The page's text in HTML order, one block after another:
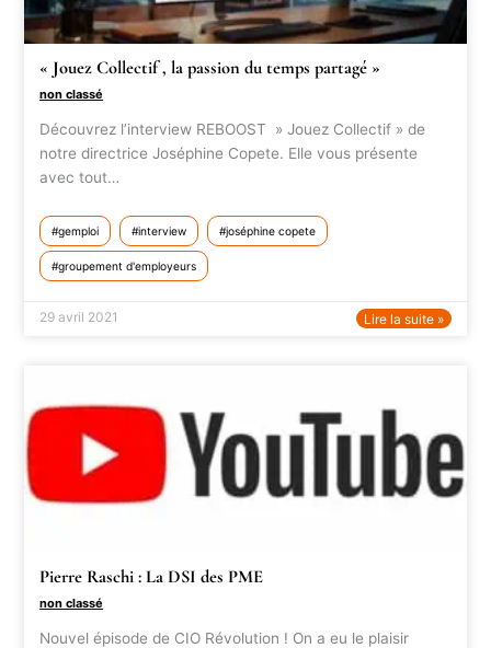
« Jouez Collectif , la passion du temps partagé »
non classé
Découvrez l’interview REBOOST » Jouez Collectif » de
notre directrice Joséphine Copete. Elle vous présente
avec tout…
gemploi interview joséphine copete
groupement d'employeurs
29 avril 2021 Lire la suite »
Pierre Raschi : La DSI des PME
non classé
Nouvel épisode de CIO Révolution ! On a eu le plaisir